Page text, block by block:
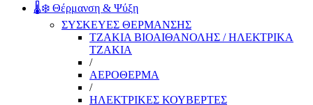
🌡️❄️ Θέρμανση & Ψύξη
ΣΥΣΚΕΥΕΣ ΘΕΡΜΑΝΣΗΣ
ΤΖΑΚΙΑ ΒΙΟΑΙΘΑΝΟΛΗΣ / ΗΛΕΚΤΡΙΚΑ
ΤΖΑΚΙΑ
/
ΑΕΡΟΘΕΡΜΑ
/
ΗΛΕΚΤΡΙΚΕΣ ΚΟΥΒΕΡΤΕΣ